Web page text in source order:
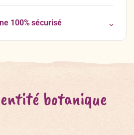
100% sécurisé
botanique